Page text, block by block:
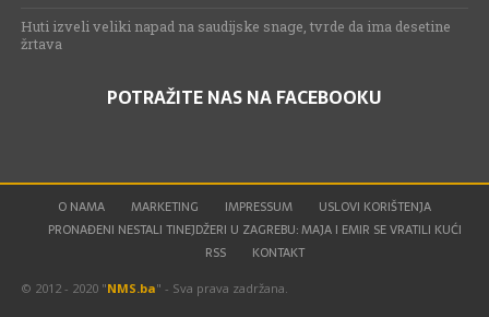
Huti izveli veliki napad na saudijske snage, tvrde da ima desetine
žrtava
POTRAŽITE NAS NA FACEBOOKU
O NAMA MARKETING IMPRESSUM
USLOVI KORIŠTENJA
PRONAĐENI NESTALI TINEJDŽERI U ZAGREBU: MAJA I EMIR SE VRATILI KUĆI
RSS
KONTAKT
© 2012 - 2020 "NMS.ba" - Sva prava zadržana.